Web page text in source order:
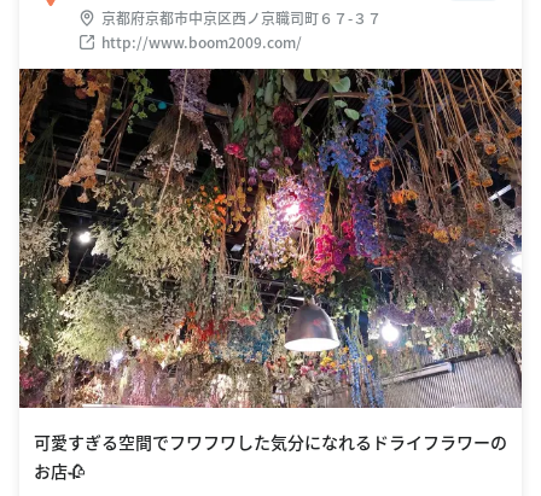
京都府京都市中京区西ノ京職司町６７-３７
http://www.boom2009.com/
可愛すぎる空間でフワフワした気分になれるドライフラワーの
お店🥀